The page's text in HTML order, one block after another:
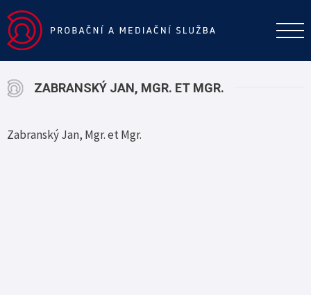
ZABRANSKÝ JAN, MGR. ET MGR.
Zabranský Jan, Mgr. et Mgr.